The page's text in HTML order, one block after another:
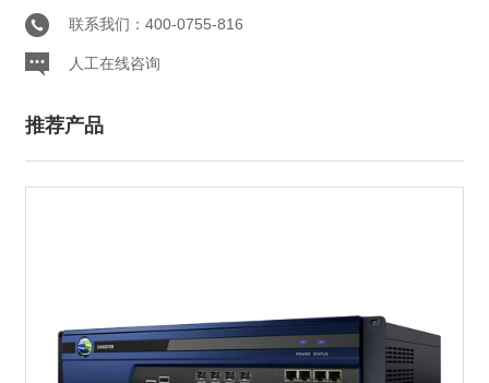
联系我们：400-0755-816
人工在线咨询
推荐产品